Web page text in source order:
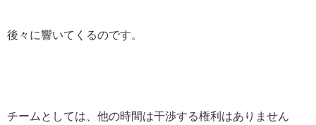
後々に響いてくるのです。
チームとしては、他の時間は干渉する権利はありません